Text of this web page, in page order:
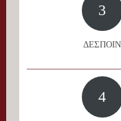
3
4